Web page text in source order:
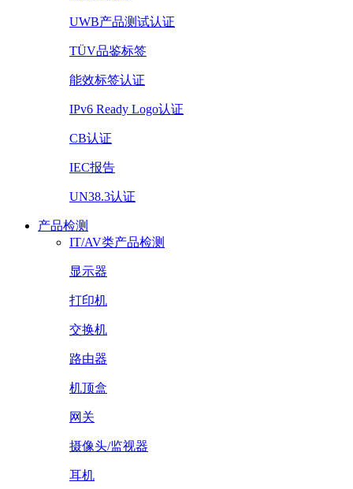
UWB产品测试认证
TÜV品鉴标签
能效标签认证
IPv6 Ready Logo认证
CB认证
IEC报告
UN38.3认证
产品检测
IT/AV类产品检测
显示器
打印机
交换机
路由器
机顶盒
网关
摄像头/监视器
耳机